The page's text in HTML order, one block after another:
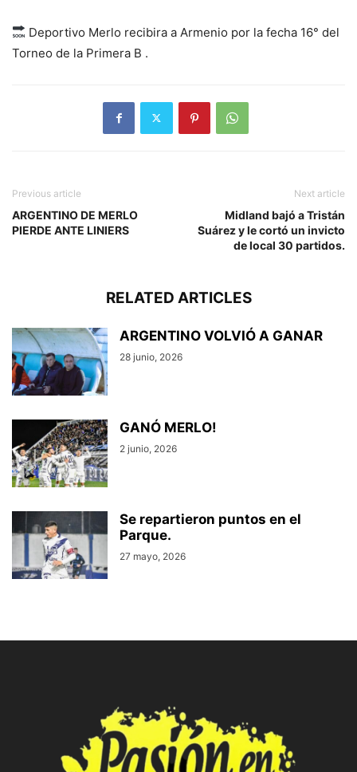
Deportivo Merlo recibira a Armenio por la fecha 16° del
Torneo de la Primera B .
Previous article
ARGENTINO DE MERLO
PIERDE ANTE LINIERS
Next article
Midland bajó a Tristán
Suárez y le cortó un invicto
de local 30 partidos.
RELATED ARTICLES
ARGENTINO VOLVIÓ A GANAR
28 junio, 2026
GANÓ MERLO!
2 junio, 2026
Se repartieron puntos en el
Parque.
27 mayo, 2026